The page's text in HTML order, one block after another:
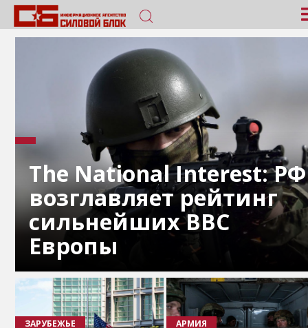
The National Interest: РФ
возглавляет рейтинг
сильнейших ВВС
Европы
ЗАРУБЕЖЬЕ АРМИЯ